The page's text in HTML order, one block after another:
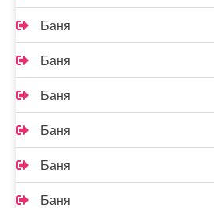
Баня
Баня
Баня
Баня
Баня
Баня